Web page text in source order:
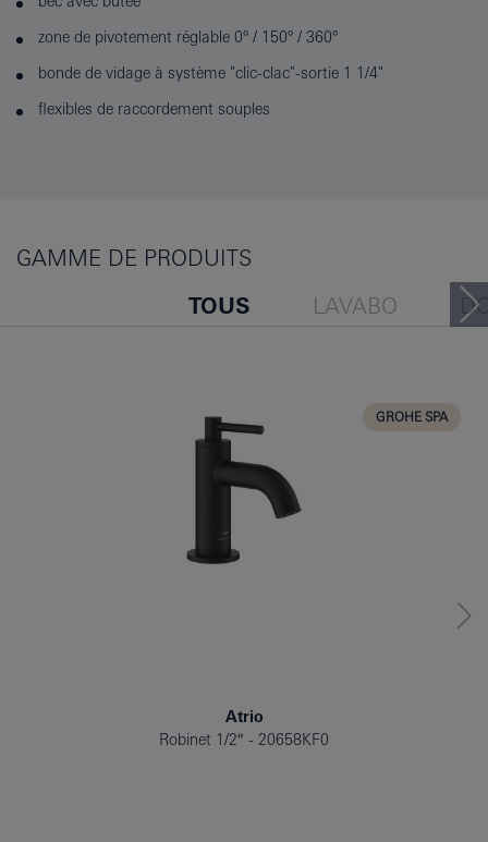
zone de pivotement réglable 0° / 150° / 360°
bonde de vidage à système "clic-clac"-sortie 1 1/4"
flexibles de raccordement souples
GAMME DE PRODUITS
TOUS LAVABO
GROHE SPA
Atrio
Robinet 1/2″
20658KF0